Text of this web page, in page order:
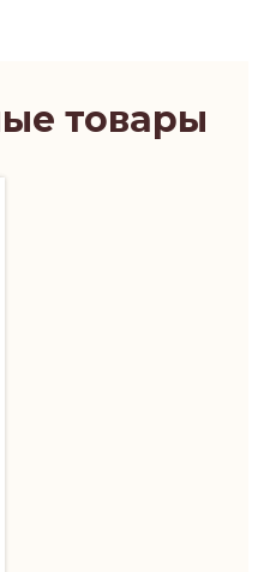
товары